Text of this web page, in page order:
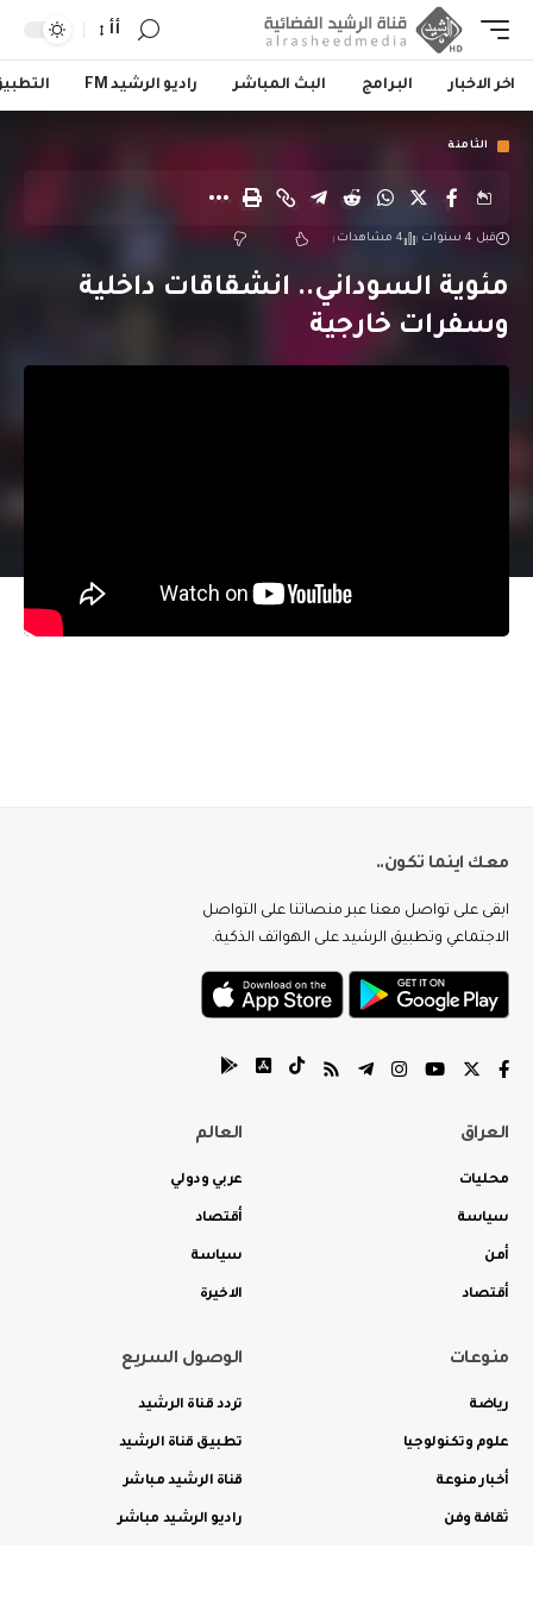
أأ
اخر الاخبار البرامج البث المباشر راديو الرشيد FM
الثامنة
قبل 4 سنوات 4 مشاهدات
مئوية السوداني.. انشقاقات داخلية
وسفرات خارجية
معك اينما تكون..
ابقى على تواصل معنا عبر منصاتنا على التواصل
الاجتماعي وتطبيق الرشيد على الهواتف الذكية.
العراق
محليات
سياسة
أمن
أقتصاد
العالم
عربي ودولي
أقتصاد
سياسة
الاخيرة
منوعات
رياضة
علوم وتكنولوجيا
أخبار منوعة
ثقافة وفن
الوصول السريع
تردد قناة الرشيد
تطبيق قناة الرشيد
قناة الرشيد مباشر
راديو الرشيد مباشر